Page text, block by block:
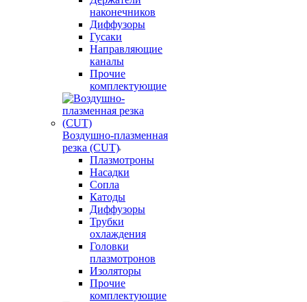
наконечников
Диффузоры
Гусаки
Направляющие
каналы
Прочие
комплектующие
Воздушно-плазменная
резка (CUT)
Плазмотроны
Насадки
Сопла
Катоды
Диффузоры
Трубки
охлаждения
Головки
плазмотронов
Изоляторы
Прочие
комплектующие